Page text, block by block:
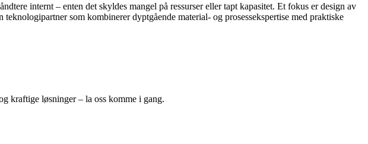
internt – enten det skyldes mangel på ressurser eller tapt kapasitet. Et fokus er design av
teknologipartner som kombinerer dyptgående material- og prosessekspertise med praktiske
kraftige løsninger – la oss komme i gang.